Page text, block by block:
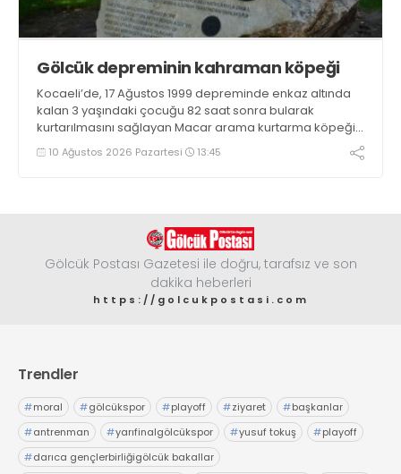
Gölcük depreminin kahraman köpeği
Kocaeli’de, 17 Ağustos 1999 depreminde enkaz altında
kalan 3 yaşındaki çocuğu 82 saat sonra bularak
kurtarılmasını sağlayan Macar arama kurtarma köpeği
Mancs’ın İzmit’teki anıtı, Türk-Macar dostluğunun
nişanesi olarak varlığını sürdürüyor
10 Ağustos 2026 Pazartesi 13:45
Gölcük Postası Gazetesi ile doğru, tarafsız ve son
dakika heberleri
https://golcukpostasi.com
Trendler
#moral #gölcükspor #playoff #ziyaret #başkanlar
#antrenman #yarıfinalgölcükspor #yusuf tokuş #playoff
#darıca gençlerbirliğigölcük bakallar